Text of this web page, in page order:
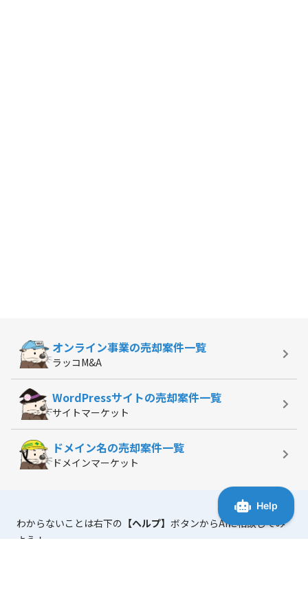
オンライン事業の売却案件一覧
ラッコM&A
WordPressサイトの売却案件一覧
サイトマーケット
ドメイン名の売却案件一覧
ドメインマーケット
わからないことは右下の 【ヘルプ】 ボタンからAIに相談してみ
よう！